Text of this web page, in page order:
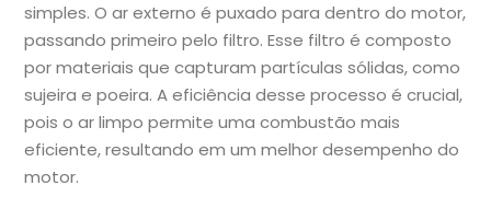
simples. O ar externo é puxado para dentro do motor,
passando primeiro pelo filtro. Esse filtro é composto
por materiais que capturam partículas sólidas, como
sujeira e poeira. A eficiência desse processo é crucial,
pois o ar limpo permite uma combustão mais
eficiente, resultando em um melhor desempenho do
motor.